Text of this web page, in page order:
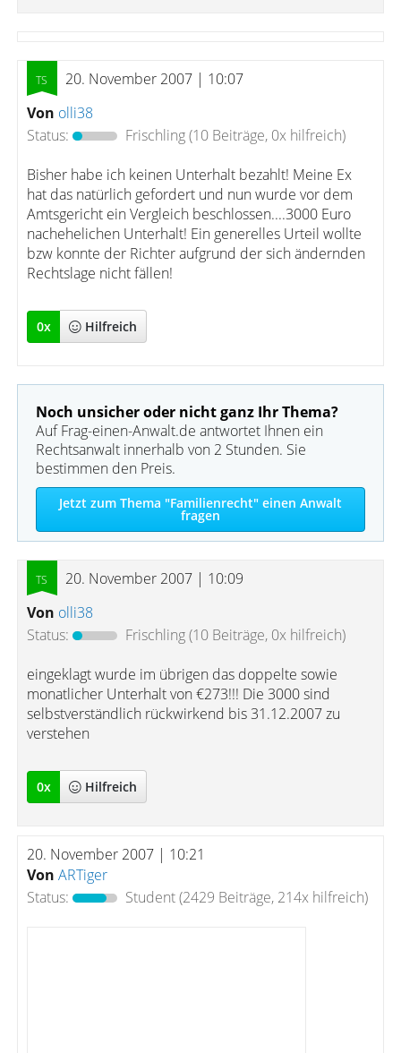
20. November 2007 | 10:07
Von olli38
Status:
Frischling(10 Beiträge, 0x hilfreich)
Bisher habe ich keinen Unterhalt bezahlt! Meine Ex
hat das natürlich gefordert und nun wurde vor dem
Amtsgericht ein Vergleich beschlossen....3000 Euro
nachehelichen Unterhalt! Ein generelles Urteil wollte
bzw konnte der Richter aufgrund der sich ändernden
Rechtslage nicht fällen!
0x Hilfreich
Noch unsicher oder nicht ganz Ihr Thema?
Auf Frag-einen-Anwalt.de antwortet Ihnen ein
Rechtsanwalt innerhalb von 2 Stunden. Sie
bestimmen den Preis.
Jetzt zum Thema "Familienrecht" einen Anwalt
fragen
20. November 2007 | 10:09
Von olli38
Status:
Frischling(10 Beiträge, 0x hilfreich)
eingeklagt wurde im übrigen das doppelte sowie
monatlicher Unterhalt von €273!!! Die 3000 sind
selbstverständlich rückwirkend bis 31.12.2007 zu
verstehen
0x Hilfreich
20. November 2007 | 10:21
Von ARTiger
Status:
Student(2429 Beiträge, 214x hilfreich)